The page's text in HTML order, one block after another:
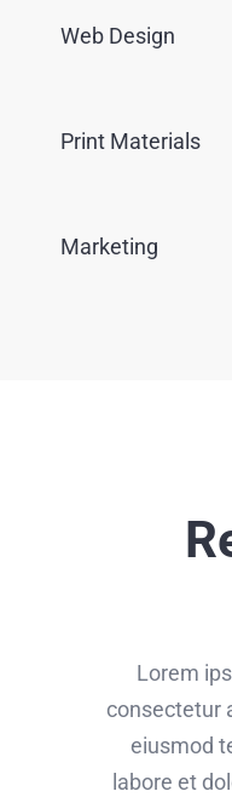
Web Design
Print Materials
Marketing
Lorem
consectetur
eiusmod
labore et